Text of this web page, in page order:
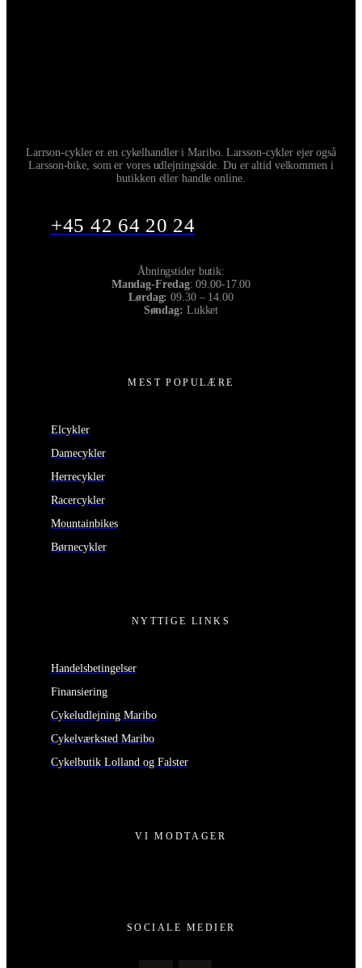
Larrson-cykler er en cykelhandler i Maribo. Larsson-cykler ejer også
Larsson-bike, som er vores udlejningsside. Du er altid velkommen i
butikken eller handle online.
+45 42 64 20 24
Åbningstider butik:
Mandag-Fredag: 09.00-17.00
Lørdag:09.30 – 14.00
Søndag: Lukket
MEST POPULÆRE
Elcykler
Damecykler
Herrecykler
Racercykler
Mountainbikes
Børnecykler
NYTTIGE LINKS
Handelsbetingelser
Finansiering
Cykeludlejning Maribo
Cykelværksted Maribo
Cykelbutik Lolland og Falster
VI MODTAGER
SOCIALE MEDIER